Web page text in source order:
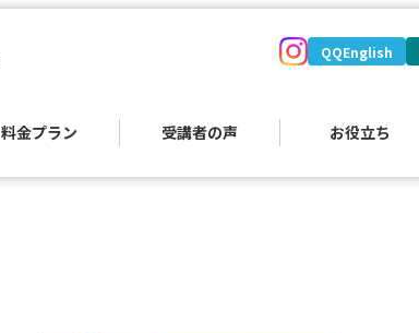
料金プラン 受講者の声 お役立ち
QQEnglish